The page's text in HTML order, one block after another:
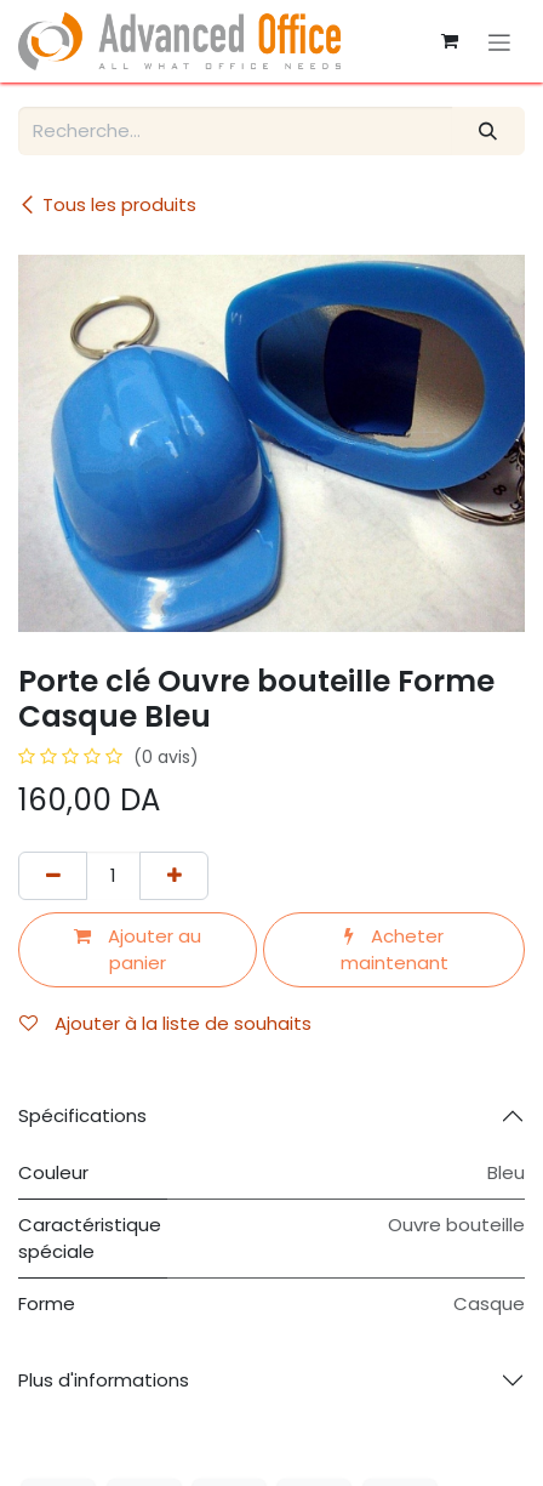
Se rendre au contenu
Tous les produits
Porte clé Ouvre bouteille Forme
Casque Bleu
(0 avis)
160,00 DA
Ajouter au
panier
Acheter
maintenant
Ajouter à la liste de souhaits
Spécifications
Couleur Bleu
Caractéristique
spéciale
Ouvre bouteille
Forme Casque
Plus d'informations